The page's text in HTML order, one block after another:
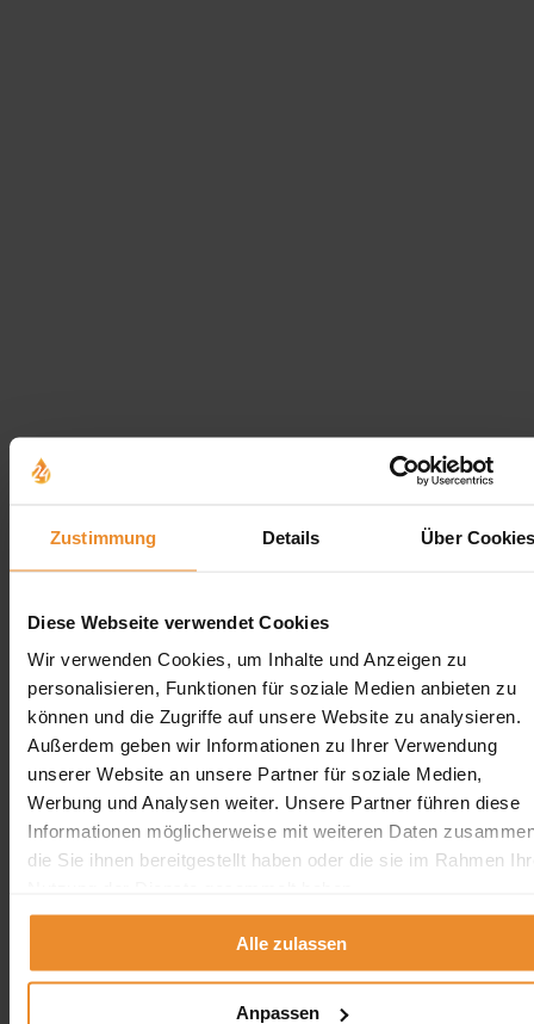
Zustimmung Details Über
Diese Webseite verwendet Cookies
Wir verwenden Cookies, um Inhalte und Anzeigen zu
personalisieren, Funktionen für soziale Medien anbieten zu
können und die Zugriffe auf unsere Website zu analysieren.
Außerdem geben wir Informationen zu Ihrer Verwendung
unserer Website an unsere Partner für soziale Medien,
Werbung und Analysen weiter. Unsere Partner führen diese
Informationen möglicherweise mit weiteren Daten
die Sie ihnen bereitgestellt haben oder die sie im Rahmen
Alle zulassen
Anpassen